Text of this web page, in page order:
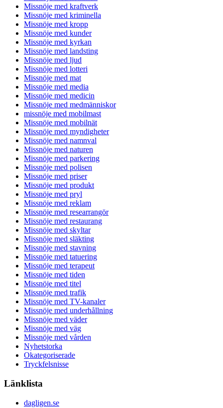
Missnöje med kraftverk
Missnöje med kriminella
Missnöje med kropp
Missnöje med kunder
Missnöje med kyrkan
Missnöje med landsting
Missnöje med ljud
Missnöje med lotteri
Missnöje med mat
Missnöje med media
Missnöje med medicin
Missnöje med medmänniskor
missnöje med mobilmast
Missnöje med mobilnät
Missnöje med myndigheter
Missnöje med namnval
Missnöje med naturen
Missnöje med parkering
Missnöje med polisen
Missnöje med priser
Missnöje med produkt
Missnöje med pryl
Missnöje med reklam
Missnöje med researrangör
Missnöje med restaurang
Missnöje med skyltar
Missnöje med släkting
Missnöje med stavning
Missnöje med tatuering
Missnöje med terapeut
Missnöje med tiden
Missnöje med titel
Missnöje med trafik
Missnöje med TV-kanaler
Missnöje med underhållning
Missnöje med väder
Missnöje med väg
Missnöje med vården
Nyhetstorka
Okategoriserade
Tryckfelsnisse
Länklista
dagligen.se